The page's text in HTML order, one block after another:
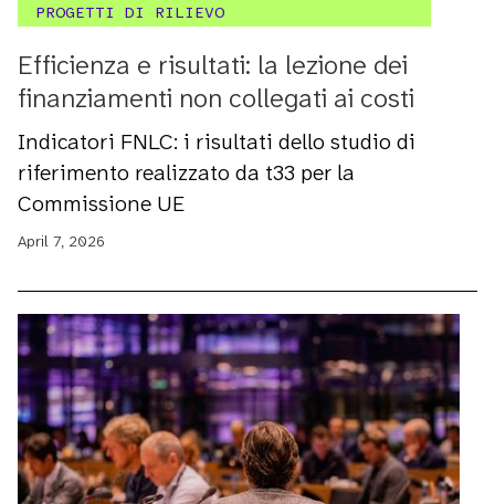
PROGETTI DI RILIEVO
Efficienza e risultati: la lezione dei
finanziamenti non collegati ai costi
Indicatori FNLC: i risultati dello studio di
riferimento realizzato da t33 per la
Commissione UE
April 7, 2026